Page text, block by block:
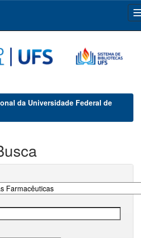
da Universidade Federal de